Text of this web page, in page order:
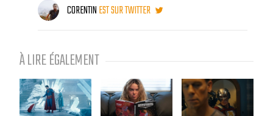
CORENTINEST SUR TWITTER
À LIRE ÉGALEMENT